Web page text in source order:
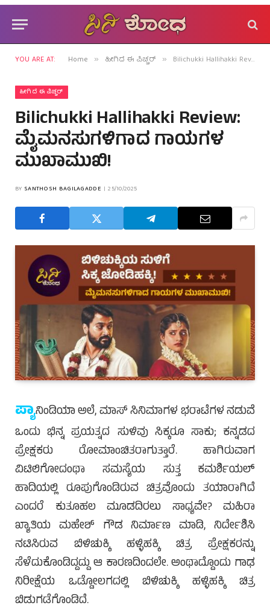
YOU ARE AT: Home » ಹೀಗಿದೆ ಈ ಪಿಚ್ಚರ್ » Bilichukki Hallihakki Review: ಮೈಮನಸುಗಳಿಗಾದ ಗಾಯಗಳ ಮುಖಾಮುಖಿ!
ಹೀಗಿದೆ ಈ ಪಿಚ್ಚರ್
Bilichukki Hallihakki Review:
ಮೈಮನಸುಗಳಿಗಾದ ಗಾಯಗಳ
ಮುಖಾಮುಖಿ!
BY SANTHOSH BAGILAGADDE 25/10/2025
ಪ್ಯಾನಿಂಡಿಯಾ ಅಲೆ, ಮಾಸ್ ಸಿನಿಮಾಗಳ ಭರಾಟೆಗಳ ನಡುವೆ
ಒಂದು ಭಿನ್ನ ಪ್ರಯತ್ನದ ಸುಳಿವು ಸಿಕ್ಕರೂ ಸಾಕು; ಕನ್ನಡದ
ಪ್ರೇಕ್ಷಕರು ರೋಮಾಂಚಿತರಾಗುತ್ತಾರೆ. ಹಾಗಿರುವಾಗ
ವಿಟಿಲಿಗೋದಂಥಾ ಸಮಸ್ಯೆಯ ಸುತ್ತ ಕಮರ್ಶಿಯಲ್
ಹಾದಿಯಲ್ಲಿ ರೂಪುಗೊಂಡಿರುವ ಚಿತ್ರವೊಂದು ತಯಾರಾಗಿದೆ
ಎಂದರೆ ಕುತೂಹಲ ಮೂಡದಿರಲು ಸಾಧ್ಯವೇ? ಮಹಿರಾ
ಖ್ಯಾತಿಯ ಮಹೇಶ್ ಗೌಡ ನಿರ್ಮಾಣ ಮಾಡಿ, ನಿರ್ದೇಶಿಸಿ
ನಟಿಸಿರುವ ಬಿಳಿಚುಕ್ಕಿ ಹಳ್ಳಿಹಕ್ಕಿ ಚಿತ್ರ ಪ್ರೇಕ್ಷಕರನ್ನು
ಸೆಳೆದುಕೊಂಡಿದ್ದದ್ದು ಆ ಕಾರಣದಿಂದಲೇ. ಅಂಥಾದ್ದೊಂದು ಗಾಢ
ನಿರೀಕ್ಷೆಯ ಒಡ್ಡೋಲಗದಲ್ಲಿ ಬಿಳಿಚುಕ್ಕಿ ಹಳ್ಳಿಹಕ್ಕಿ ಚಿತ್ರ
ಬಿಡುಗಡೆಗೊಂಡಿದೆ.